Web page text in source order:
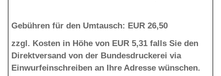
Gebühren für den Umtausch: EUR 26,50
zzgl. Kosten in Höhe von EUR 5,31 falls Sie den
Direktversand von der Bundesdruckerei via
Einwurfeinschreiben an Ihre Adresse wünschen.